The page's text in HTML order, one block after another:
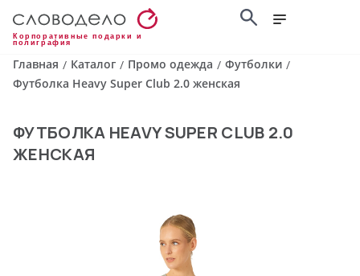
Корпоративные подарки и
полиграфия
Главная / Каталог / Промо одежда / Футболки /
Футболка Heavy Super Club 2.0 женская
ФУТБОЛКА HEAVY SUPER CLUB 2.0
ЖЕНСКАЯ